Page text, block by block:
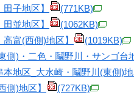
子地区】
(771KB)
並地区】
(1062KB)
富(西側)地区】
(1019KB)
)・二色・鬮野川・サンゴ台
地区_大水崎・鬮野川(東側)地
側)地区】
(727KB)